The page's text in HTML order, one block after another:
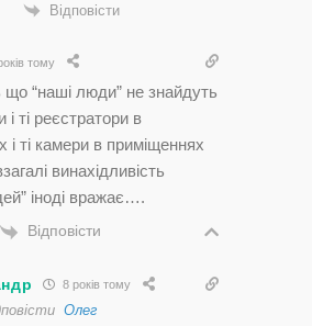
Відповісти
тому
що “наші люди” не знайдуть
і ті реєстратори в
і ті камери в приміщеннях
винахідливість
іноді вражає….
Відповісти
8 років тому
Олег